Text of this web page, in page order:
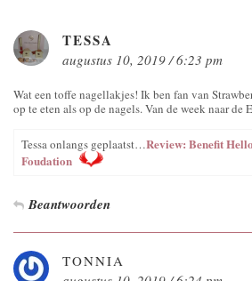
TESSA
augustus 10, 2019 / 6:23 pm
Wat een toffe nagellakjes! Ik ben fan van
op te eten als op de nagels. Van de week naar de
Tessa onlangs geplaatst…Review: Benefit
Foudation
Beantwoorden
TONNIA